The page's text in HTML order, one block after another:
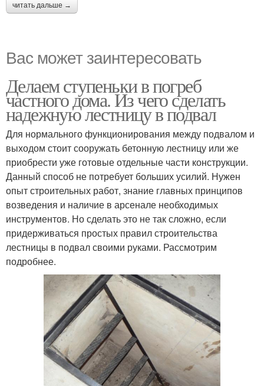
читать дальше →
Вас может заинтересовать
Делаем ступеньки в погреб
частного дома. Из чего сделать
надежную лестницу в подвал
Для нормального функционирования между подвалом и
выходом стоит сооружать бетонную лестницу или же
приобрести уже готовые отдельные части конструкции.
Данный способ не потребует больших усилий. Нужен
опыт строительных работ, знание главных принципов
возведения и наличие в арсенале необходимых
инструментов. Но сделать это не так сложно, если
придерживаться простых правил строительства
лестницы в подвал своими руками. Рассмотрим
подробнее.